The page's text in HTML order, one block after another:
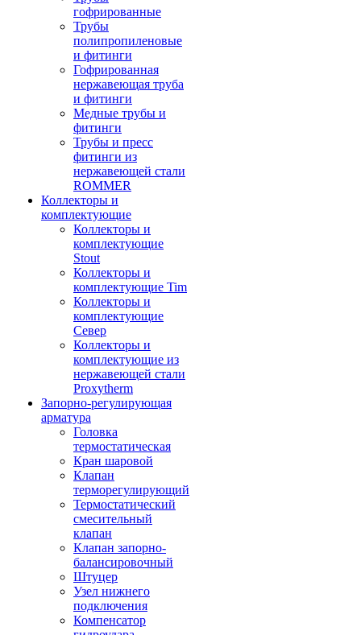
гофрированные
Трубы
полипропиленовые
и фитинги
Гофрированная
нержавеющая труба
и фитинги
Медные трубы и
фитинги
Трубы и пресс
фитинги из
нержавеющей стали
ROMMER
Коллекторы и
комплектующие
Коллекторы и
комплектующие
Stout
Коллекторы и
комплектующие Tim
Коллекторы и
комплектующие
Север
Коллекторы и
комплектующие из
нержавеющей стали
Proxytherm
Запорно-регулирующая
арматура
Головка
термостатическая
Кран шаровой
Клапан
терморегулирующий
Термостатический
смесительный
клапан
Клапан запорно-
балансировочный
Штуцер
Узел нижнего
подключения
Компенсатор